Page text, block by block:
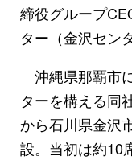
締役グループ
ター（金沢セン
沖縄県那覇市
ターを構える同
から石川県金沢
設。当初は約10